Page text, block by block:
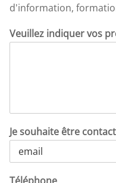
d'information,
Veuillez indiquer vos
Je souhaite être